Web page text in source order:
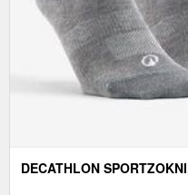
DECATHLON